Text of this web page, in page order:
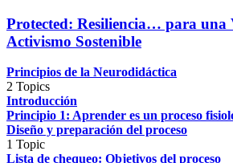
Protected: Resiliencia… para una
Activismo Sostenible
Principios de la Neurodidáctica
2 Topics
Introducción
Principio 1: Aprender es un proceso
Diseño y preparación del proceso
1 Topic
Lista de chequeo: Objetivos del proceso